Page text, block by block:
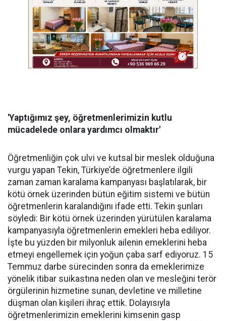
'Yaptığımız şey, öğretmenlerimizin kutlu
mücadelede onlara yardımcı olmaktır'
Öğretmenliğin çok ulvi ve kutsal bir meslek olduğuna
vurgu yapan Tekin, Türkiye’de öğretmenlere ilgili
zaman zaman karalama kampanyası başlatılarak, bir
kötü örnek üzerinden bütün eğitim sistemi ve bütün
öğretmenlerin karalandığını ifade etti. Tekin şunları
söyledi: Bir kötü örnek üzerinden yürütülen karalama
kampanyasıyla öğretmenlerin emekleri heba ediliyor.
İşte bu yüzden bir milyonluk ailenin emeklerini heba
etmeyi engellemek için yoğun çaba sarf ediyoruz. 15
Temmuz darbe sürecinden sonra da emeklerimize
yönelik itibar suikastına neden olan ve mesleğini terör
örgülerinin hizmetine sunan, devletine ve milletine
düşman olan kişileri ihraç ettik. Dolayısıyla
öğretmenlerimizin emeklerini kimsenin gasp